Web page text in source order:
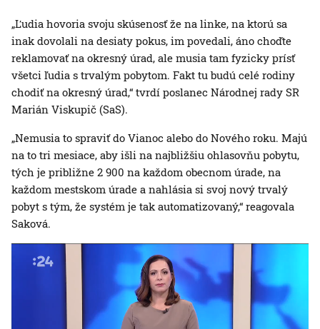
„Ľudia hovoria svoju skúsenosť že na linke, na ktorú sa
inak dovolali na desiaty pokus, im povedali, áno choďte
reklamovať na okresný úrad, ale musia tam fyzicky prísť
všetci ľudia s trvalým pobytom. Fakt tu budú celé rodiny
chodiť na okresný úrad,“ tvrdí poslanec Národnej rady SR
Marián Viskupič (SaS).
„Nemusia to spraviť do Vianoc alebo do Nového roku. Majú
na to tri mesiace, aby išli na najbližšiu ohlasovňu pobytu,
tých je približne 2 900 na každom obecnom úrade, na
každom mestskom úrade a nahlásia si svoj nový trvalý
pobyt s tým, že systém je tak automatizovaný,“ reagovala
Saková.